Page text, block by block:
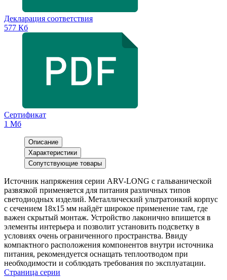
Декларация соответствия
577 Кб
Сертификат
1 Мб
Описание
Характеристики
Сопутствующие товары
Источник напряжения серии ARV-LONG с гальванической
развязкой применяется для питания различных типов
светодиодных изделий. Металлический ультратонкий корпус
с сечением 18х15 мм найдёт широкое применение там, где
важен скрытый монтаж. Устройство лаконично впишется в
элементы интерьера и позволит установить подсветку в
условиях очень ограниченного пространства. Ввиду
компактного расположения компонентов внутри источника
питания, рекомендуется оснащать теплоотводом при
необходимости и соблюдать требования по эксплуатации.
Страница серии